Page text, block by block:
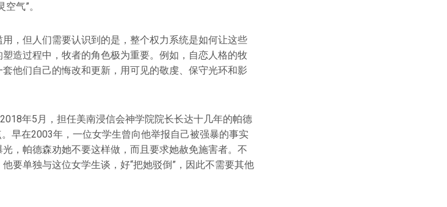
气”。
，但人们需要认识到的是，整个权力系统是如何让这些
造过程中，牧者的角色极为重要。例如，自恋人格的牧
他们自己的悔改和更新，用可见的敬虔、保守光环和影
年5月，担任美南浸信会神学院院长长达十几年的帕德
早在2003年，一位女学生曾向他举报自己被强暴的事实
，帕德森劝她不要这样做，而且要求她赦免施害者。不
要单独与这位女学生谈，好“把她驳倒”，因此不需要其他